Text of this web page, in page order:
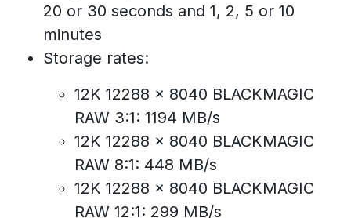
20 or 30 seconds and 1, 2, 5 or 10
minutes
Storage rates:
12K 12288 x 8040 BLACKMAGIC
RAW 3:1: 1194 MB/s
12K 12288 x 8040 BLACKMAGIC
RAW 8:1: 448 MB/s
12K 12288 x 8040 BLACKMAGIC
RAW 12:1: 299 MB/s